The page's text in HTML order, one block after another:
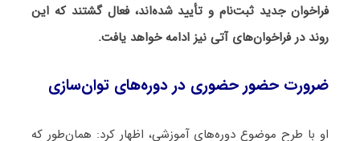
فراخوان جدید ثبت‌نام و تأیید شده‌اند، فعال گشتند که این
روند در فراخوان‌های آتی نیز ادامه خواهد یافت.
ضرورت حضور حضوری در دوره‌های توان‌سازی
او با طرح موضوع دوره‌های آموزشی، اظهار کرد: همان‌طور که